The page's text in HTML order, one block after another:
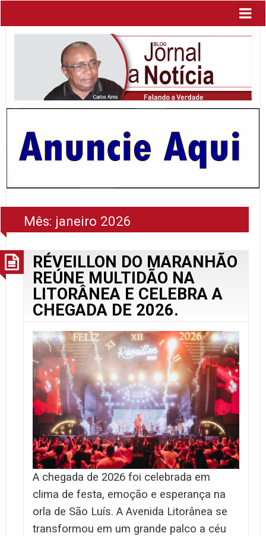
Mês: janeiro 2026
RÉVEILLON DO MARANHÃO
REÚNE MULTIDÃO NA
LITORÂNEA E CELEBRA A
CHEGADA DE 2026.
A chegada de 2026 foi celebrada em
clima de festa, emoção e esperança na
orla de São Luís. A Avenida Litorânea se
transformou em um grande palco a céu